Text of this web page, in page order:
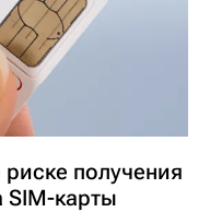
получения
карты